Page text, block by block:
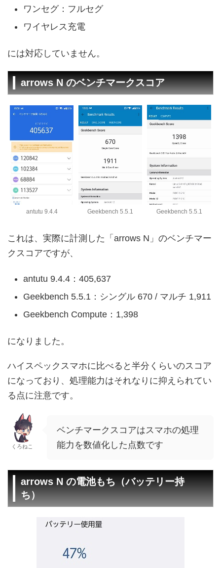
ワンセグ：フルセグ
ワイヤレス充電
には対応していません。
arrows N のベンチマークスコア
antutu 9.4.4 Geekbench 5.5.1 Geekbench 5.5.1
これは、実際に計測した「arrows N」のベンチマー
クスコアですが、
antutu 9.4.4：405,637
Geekbench 5.5.1：シングル 670 / マルチ 1,911
Geekbench Compute：1,398
になりました。
ハイスペックスマホに比べると半分くらいのスコア
になっており、処理能力はそれなりに抑えられてい
る点に注意です。
くろねこ
ベンチマークスコアはスマホの処理
能力を数値化した点数です
arrows N の電池もち（バッテリー持
ち）